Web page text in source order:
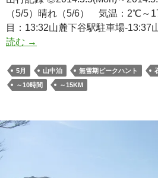
（5/5）晴れ（5/6） 気温：2℃
目：13:32山麓下谷駅駐車場-13:37
読む 日
百
名
鎚
→
5月 山中泊 無雪期ピークハント
～10時間
～15KM